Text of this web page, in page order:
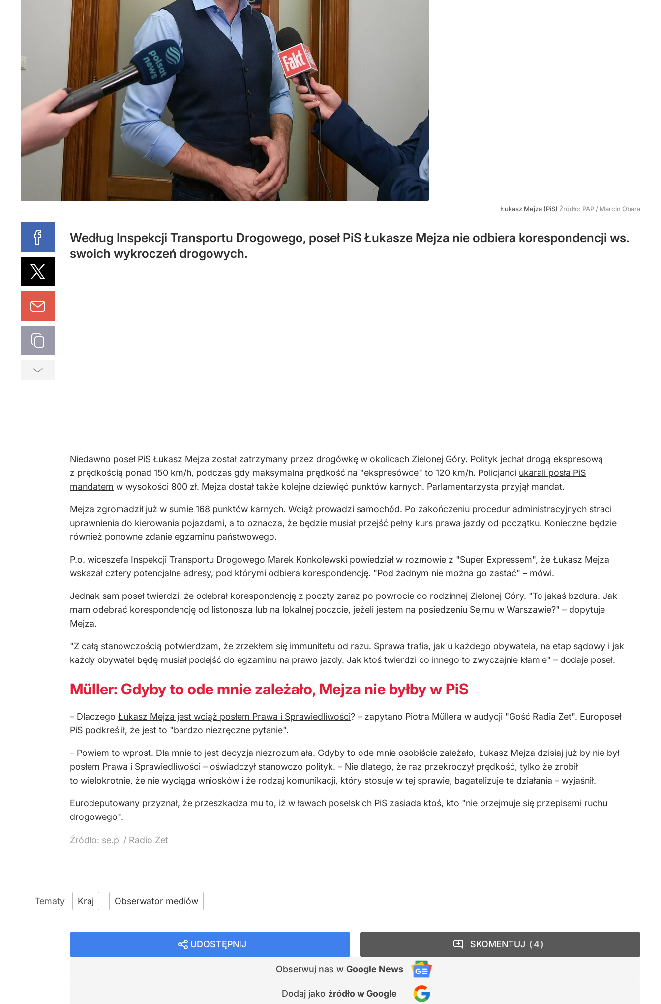
Łukasz Mejza (PiS) Źródło: PAP / Marcin Obara
Według Inspekcji Transportu Drogowego, poseł PiS Łukasze Mejza nie odbiera korespondencji ws.
swoich wykroczeń drogowych.
Niedawno poseł PiS Łukasz Mejza został zatrzymany przez drogówkę w okolicach Zielonej Góry. Polityk jechał drogą ekspresową
z prędkością ponad 150 km/h, podczas gdy maksymalna prędkość na "ekspresówce" to 120 km/h. Policjanci ukarali posła PiS
mandatem w wysokości 800 zł. Mejza dostał także kolejne dziewięć punktów karnych. Parlamentarzysta przyjął mandat.
Mejza zgromadził już w sumie 168 punktów karnych. Wciąż prowadzi samochód. Po zakończeniu procedur administracyjnych straci
uprawnienia do kierowania pojazdami, a to oznacza, że będzie musiał przejść pełny kurs prawa jazdy od początku. Konieczne będzie
również ponowne zdanie egzaminu państwowego.
P.o. wiceszefa Inspekcji Transportu Drogowego Marek Konkolewski powiedział w rozmowie z "Super Expressem", że Łukasz Mejza
wskazał cztery potencjalne adresy, pod którymi odbiera korespondencję. "Pod żadnym nie można go zastać" – mówi.
Jednak sam poseł twierdzi, że odebrał korespondencję z poczty zaraz po powrocie do rodzinnej Zielonej Góry. "To jakaś bzdura. Jak
mam odebrać korespondencję od listonosza lub na lokalnej poczcie, jeżeli jestem na posiedzeniu Sejmu w Warszawie?" – dopytuje
Mejza.
"Z całą stanowczością potwierdzam, że zrzekłem się immunitetu od razu. Sprawa trafia, jak u każdego obywatela, na etap sądowy i jak
każdy obywatel będę musiał podejść do egzaminu na prawo jazdy. Jak ktoś twierdzi co innego to zwyczajnie kłamie" – dodaje poseł.
Müller: Gdyby to ode mnie zależało, Mejza nie byłby w PiS
– Dlaczego Łukasz Mejza jest wciąż posłem Prawa i Sprawiedliwości? – zapytano Piotra Müllera w audycji "Gość Radia Zet". Europoseł
PiS podkreślił, że jest to "bardzo niezręczne pytanie".
– Powiem to wprost. Dla mnie to jest decyzja niezrozumiała. Gdyby to ode mnie osobiście zależało, Łukasz Mejza dzisiaj już by nie był
posłem Prawa i Sprawiedliwości – oświadczył stanowczo polityk. – Nie dlatego, że raz przekroczył prędkość, tylko że zrobił
to wielokrotnie, że nie wyciąga wniosków i że rodzaj komunikacji, który stosuje w tej sprawie, bagatelizuje te działania – wyjaśnił.
Eurodeputowany przyznał, że przeszkadza mu to, iż w ławach poselskich PiS zasiada ktoś, kto "nie przejmuje się przepisami ruchu
drogowego".
Źródło: se.pl / Radio Zet
Kraj Obserwator mediów
UDOSTĘPNIJ
Obserwuj nas w Google News
Dodaj jako źródło w Google
SKOMENTUJ 4